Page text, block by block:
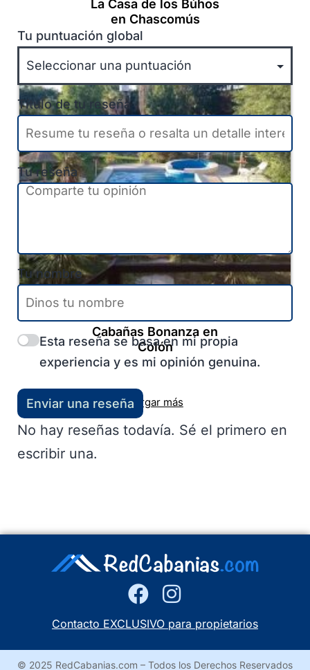
La Casa de los Búhos
en Chascomús
Cabañas Bonanza en
Colón
Cargar más
Tu puntuación global
Título de tu reseña
Tu reseña
Tu nombre
Esta reseña se basa en mi propia
experiencia y es mi opinión genuina.
Enviar una reseña
No hay reseñas todavía. Sé el primero en
escribir una.
Contacto EXCLUSIVO para propietarios
© 2025 RedCabanias.com – Todos los Derechos Reservados